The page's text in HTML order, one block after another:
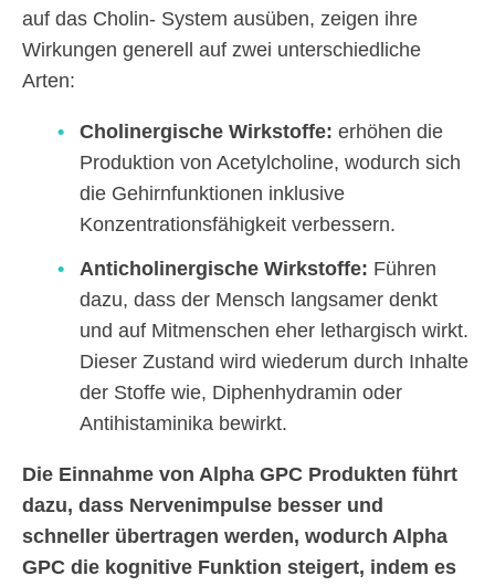
auf das Cholin- System ausüben, zeigen ihre
Wirkungen generell auf zwei unterschiedliche
Arten:
Cholinergische Wirkstoffe: erhöhen die
Produktion von Acetylcholine, wodurch sich
die Gehirnfunktionen inklusive
Konzentrationsfähigkeit verbessern.
Anticholinergische Wirkstoffe: Führen
dazu, dass der Mensch langsamer denkt
und auf Mitmenschen eher lethargisch wirkt.
Dieser Zustand wird wiederum durch Inhalte
der Stoffe wie, Diphenhydramin oder
Antihistaminika bewirkt.
Die Einnahme von Alpha GPC Produkten führt
dazu, dass Nervenimpulse besser und
schneller übertragen werden, wodurch Alpha
GPC die kognitive Funktion steigert, indem es